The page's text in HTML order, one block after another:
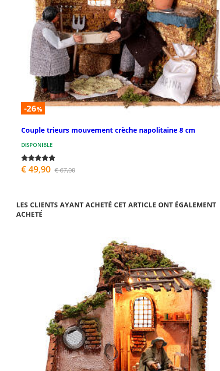
-26%
Couple trieurs mouvement crèche napolitaine 8 cm
DISPONIBLE
€ 49,90 € 67,00
LES CLIENTS AYANT ACHETÉ CET ARTICLE ONT ÉGALEMENT
ACHETÉ